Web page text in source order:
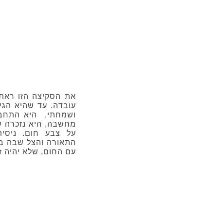
את הסקיצה הזו
עובדה. עד שהיא
ושמחתי. היא
מחשבה, היא נזכרה
על צבע חום.
התאורה והצל שבה
עם החום, שלא יהיה